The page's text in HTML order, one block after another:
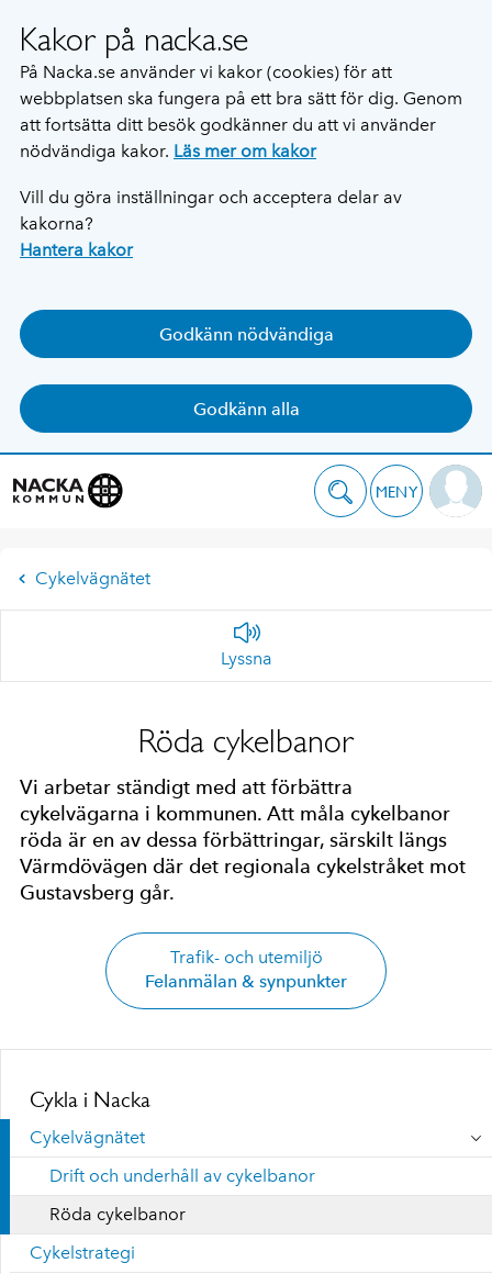
Kakor på nacka.se
På Nacka.se använder vi kakor (cookies) för att
webbplatsen ska fungera på ett bra sätt för dig. Genom
att fortsätta ditt besök godkänner du att vi använder
nödvändiga kakor. Läs mer om kakor
Vill du göra inställningar och acceptera delar av
kakorna?
Hantera kakor
Godkänn nödvändiga
Godkänn alla
MENY
Cykelvägnätet
Lyssna
Röda cykelbanor
Vi arbetar ständigt med att förbättra
cykelvägarna i kommunen. Att måla cykelbanor
röda är en av dessa förbättringar, särskilt längs
Värmdövägen där det regionala cykelstråket mot
Gustavsberg går.
Trafik- och utemiljö
Felanmälan & synpunkter
Cykla i Nacka
Cykelvägnätet
Drift och underhåll av cykelbanor
Röda cykelbanor
Cykelstrategi